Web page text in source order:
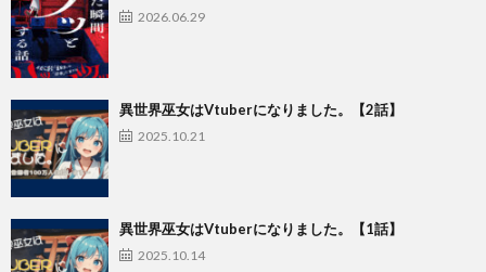
2026.06.29
異世界巫女はVtuberになりました。【2話】
2025.10.21
異世界巫女はVtuberになりました。【1話】
2025.10.14